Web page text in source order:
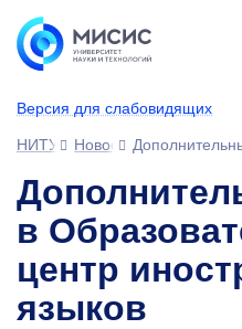
Версия для слабовидящих
НИТУ МИСИС
Новости
в
центр
языков